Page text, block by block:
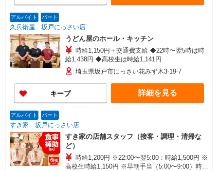
アルバイト パート
久兵衛屋 坂戸にっさい店
うどん屋のホール・キッチン
時給1,150円＋交通費支給 ◆22時〜翌5時は時
給1,438円 ◆高校生は時給1,141円
埼玉県坂戸市にっさい花みず木3-19-7
キープ 詳細を見る
アルバイト パート
すき家 坂戸にっさい店
すき家の店舗スタッフ（接客・調理・清掃な
ど）
時給1,200円 ※22:00〜翌5:00：時給1,500円 ※
高校生時給1,150円 ※早朝手当（5:00〜9:00）時給